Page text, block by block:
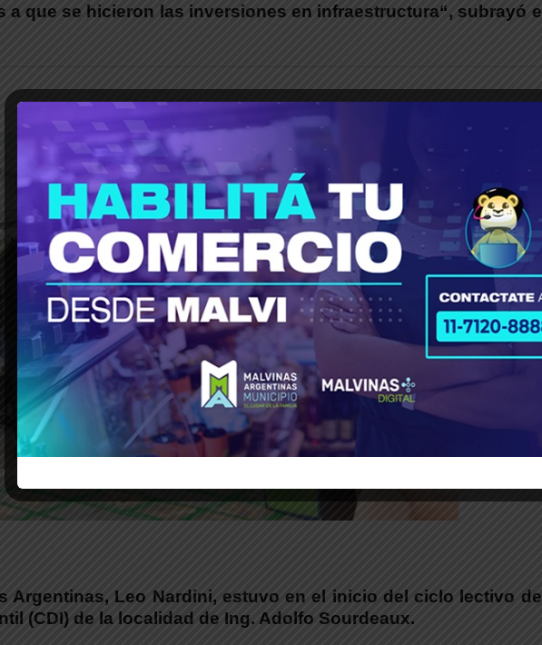
a que se hicieron las inversiones en infraestructura“, subrayó el
Argentinas, Leo Nardini, estuvo en el inicio del ciclo lectivo del
(CDI) de la localidad de Ing. Adolfo Sourdeaux.